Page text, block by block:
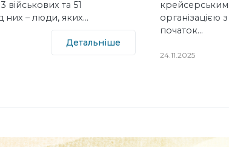
військових та 51
них – люди, яких…
Детальніше
організацією
початок…
24.11.2025